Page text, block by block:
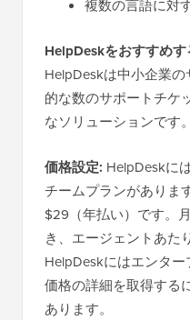
複数の言語に対
HelpDeskをおすすめす
HelpDeskは中小企業
的な数のサポートチケ
なソリューションです。
価格設定: HelpDeskに
チームプランがありま
$29（年払い）です。
き、エージェントあた
HelpDeskにはエンター
価格の詳細を取得する
あります。